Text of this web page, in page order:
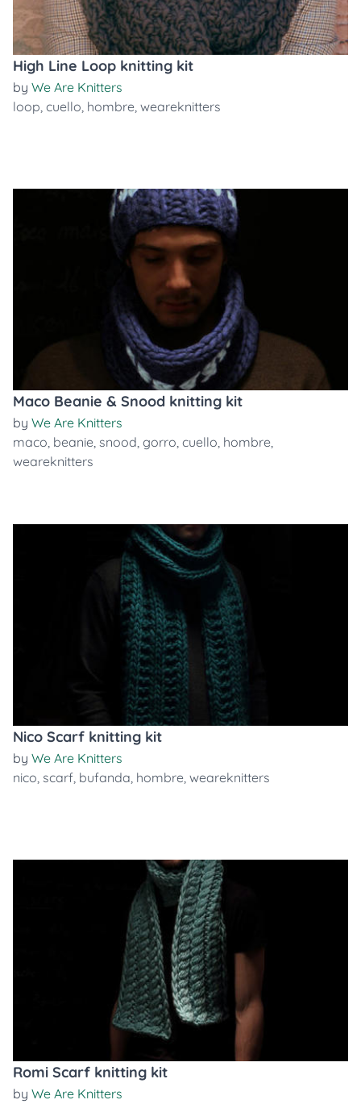
High Line Loop knitting kit
by We Are Knitters
loop, cuello, hombre, weareknitters
Maco Beanie & Snood knitting kit
by We Are Knitters
maco, beanie, snood, gorro, cuello, hombre,
weareknitters
Nico Scarf knitting kit
by We Are Knitters
nico, scarf, bufanda, hombre, weareknitters
Romi Scarf knitting kit
by We Are Knitters